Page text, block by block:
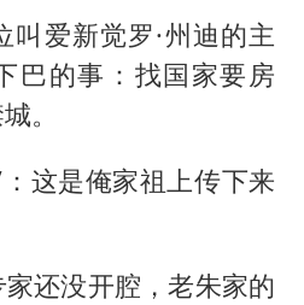
妈给四胞胎取名平安喜乐
经理辟谣Bin离队
叫爱新觉罗·州迪的主
巴的事：找国家要房
。
这是俺家祖上传下来
还没开腔，老朱家的